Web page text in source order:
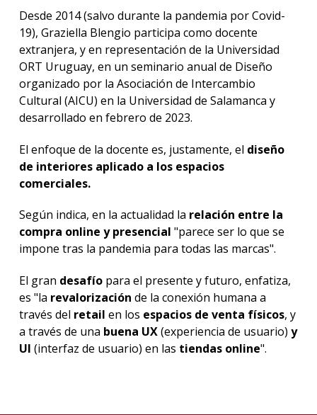
Desde 2014 (salvo durante la pandemia por Covid-
19), Graziella Blengio participa como docente
extranjera, y en representación de la Universidad
ORT Uruguay, en un seminario anual de Diseño
organizado por la Asociación de Intercambio
Cultural (AICU) en la Universidad de Salamanca y
desarrollado en febrero de 2023.
El enfoque de la docente es, justamente, el diseño
de interiores aplicado a los espacios
comerciales.
Según indica, en la actualidad la relación entre la
compra online y presencial "parece ser lo que se
impone tras la pandemia para todas las marcas".
El gran desafíopara el presente y futuro, enfatiza,
es "la revalorización de la conexión humana a
través del retail en los espacios de venta físicos, y
a través de una buena UX(experiencia de usuario) y
UI (interfaz de usuario) en las tiendas online".